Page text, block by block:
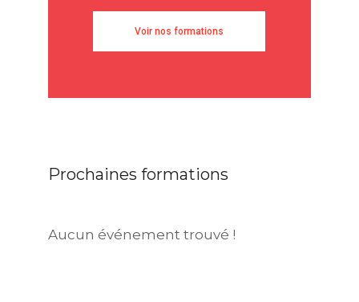
Voir nos formations
Prochaines formations
Aucun événement trouvé !